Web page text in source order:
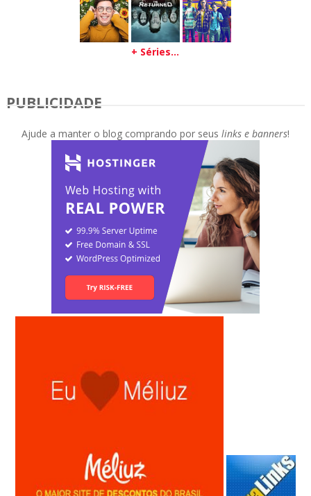
+ Séries...
PUBLICIDADE
Ajude a manter o blog comprando por seus links e banners!